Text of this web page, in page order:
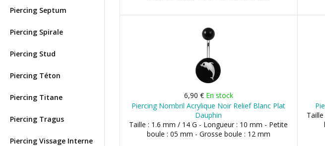
Piercing Septum
Piercing Spirale
Piercing Stud
Piercing Téton
Piercing Titane
Piercing Tragus
Piercing Vissage Interne
6,90 € En stock
Piercing Nombril Acrylique Noir Relief Blanc Plat
Dauphin
Taille : 1.6 mm / 14 G - Longueur : 10 mm - Petite
boule : 05 mm - Grosse boule : 12 mm